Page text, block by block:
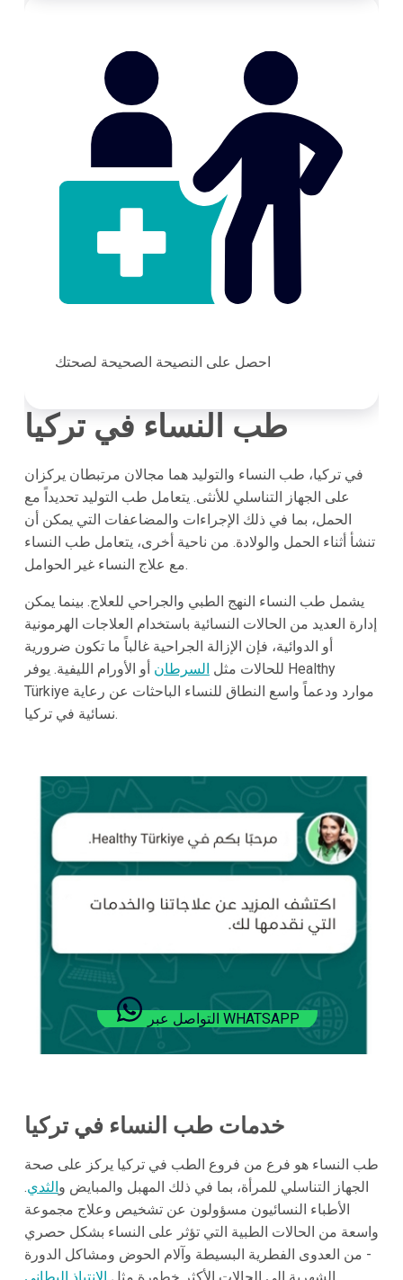
احصل على النصيحة الصحيحة لصحتك
طب النساء في تركيا
في تركيا، طب النساء والتوليد هما مجالان مرتبطان يركزان
على الجهاز التناسلي للأنثى. يتعامل طب التوليد تحديداً مع
الحمل، بما في ذلك الإجراءات والمضاعفات التي يمكن أن
تنشأ أثناء الحمل والولادة. من ناحية أخرى، يتعامل طب النساء
مع علاج النساء غير الحوامل.
يشمل طب النساء النهج الطبي والجراحي للعلاج. بينما يمكن
إدارة العديد من الحالات النسائية باستخدام العلاجات الهرمونية
أو الدوائية، فإن الإزالة الجراحية غالباً ما تكون ضرورية
للحالات مثل السرطان أو الأورام الليفية. يوفر Healthy
Türkiye موارد ودعماً واسع النطاق للنساء الباحثات عن رعاية
نسائية في تركيا.
التواصل عبر WHATSAPP
خدمات طب النساء في تركيا
طب النساء هو فرع من فروع الطب في تركيا يركز على صحة
الجهاز التناسلي للمرأة، بما في ذلك المهبل والمبايض والثدي.
الأطباء النسائيون مسؤولون عن تشخيص وعلاج مجموعة
واسعة من الحالات الطبية التي تؤثر على النساء بشكل حصري
- من العدوى الفطرية البسيطة وآلام الحوض ومشاكل الدورة